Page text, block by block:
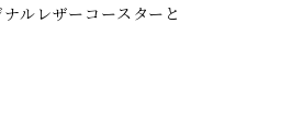
ルレザーコースターと